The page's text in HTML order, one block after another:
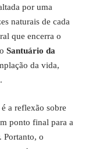
por uma
naturais de cada
que encerra o
Santuário da
da vida,
a reflexão sobre
ponto final para a
Portanto, o